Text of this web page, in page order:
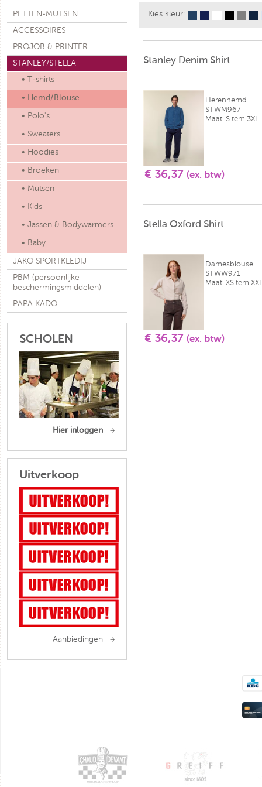
PETTEN-MUTSEN
ACCESSOIRES
PROJOB & PRINTER
STANLEY/STELLA
• T-shirts
• Hemd/Blouse
• Polo's
• Sweaters
• Hoodies
• Broeken
• Mutsen
• Kids
• Jassen & Bodywarmers
• Baby
JAKO SPORTKLEDIJ
PBM (persoonlijke
beschermingsmiddelen)
PAPA KADO
SCHOLEN
Hier inloggen
Uitverkoop
Aanbiedingen
Kies kleur:
Stanley Denim Shirt
€ 36,37 (ex. btw)
Herenhemd
STWM967
Maat: S tem 3XL
Stella Oxford Shirt
€ 36,37 (ex. btw)
Damesblouse
STWW971
Maat: XS tem XXL